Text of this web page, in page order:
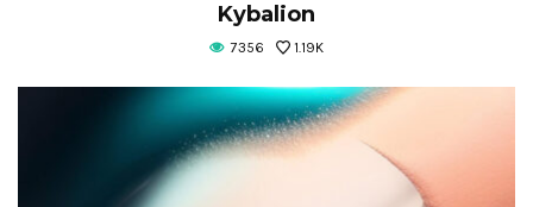
Kybalion
7356 1.19K